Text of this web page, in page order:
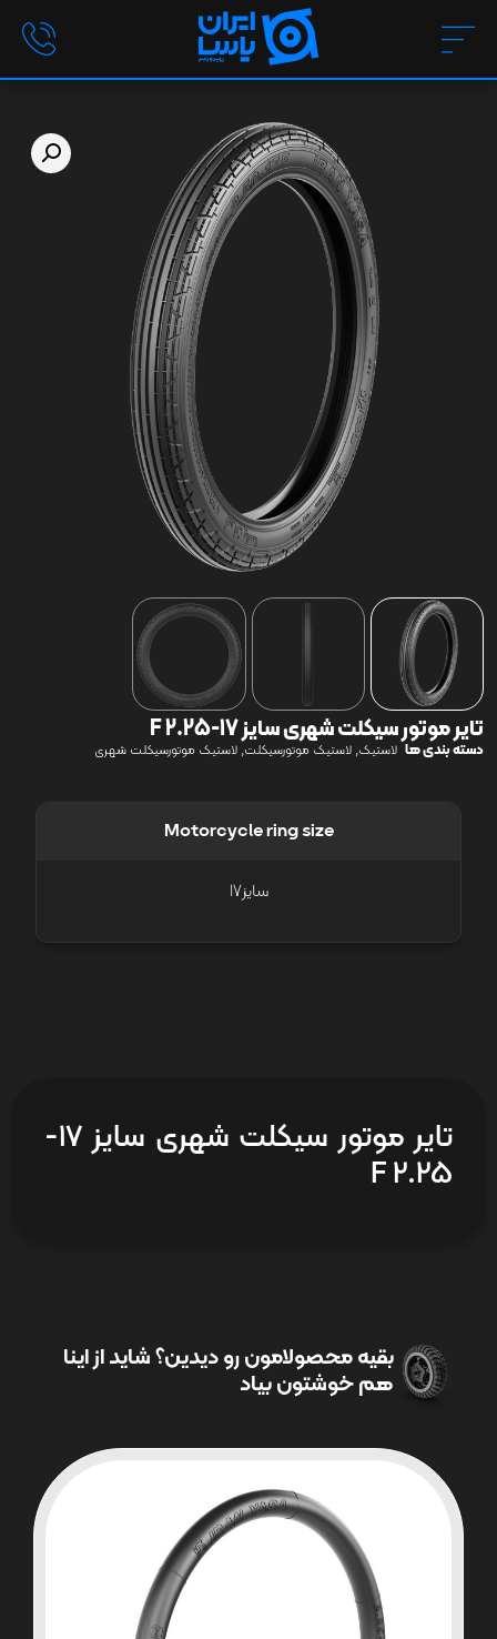
تایر موتور سیکلت شهری سایز 17-2.25 F
دسته بندی ها لاستیک, لاستیک موتورسیکلت, لاستیک موتورسیکلت شهری
Motorcycle ring size
سایز17
تایر موتور سیکلت شهری سایز 17-
2.25 F
بقیه محصولامون رو دیدین؟ شاید از اینا
هم خوشتون بیاد